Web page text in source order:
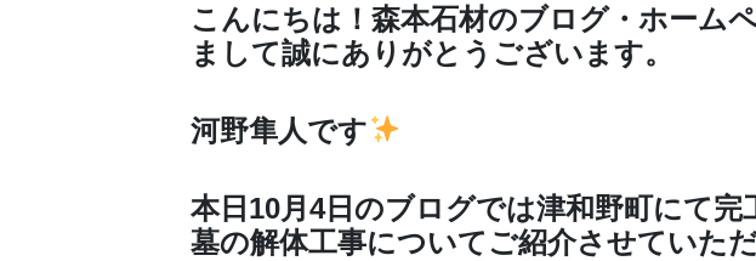
こんにちは！森本石材のブログ・ホーム
まして誠にありがとうございます。
河野隼人です
本日10月4日のブログでは津和野町にて
墓の解体工事についてご紹介させていた